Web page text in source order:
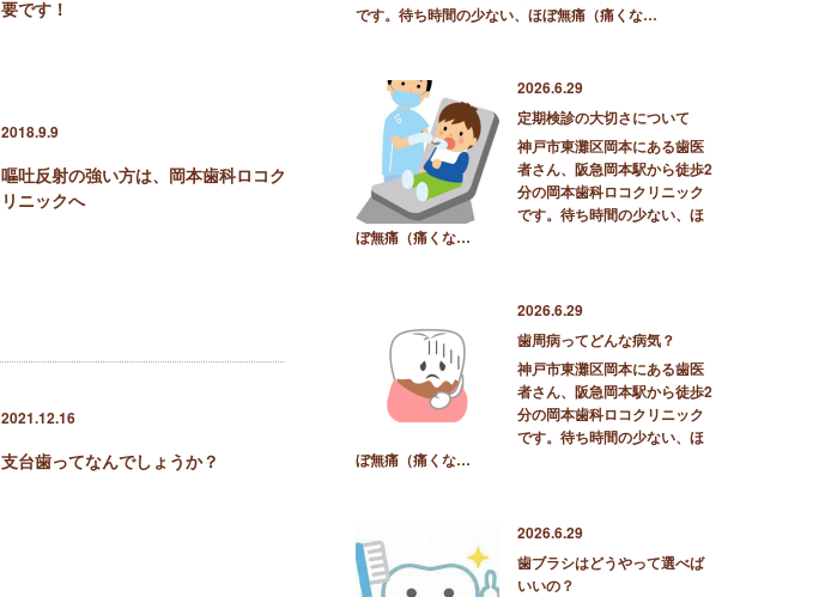
要です！
2018.9.9
嘔吐反射の強い方は、岡本歯科ロコク
リニックへ
2021.12.16
支台歯ってなんでしょうか？
です。待ち時間の少ない、ほぼ無痛（痛くな…
2026.6.29
定期検診の大切さについて
神戸市東灘区岡本にある歯医
者さん、阪急岡本駅から徒歩2
分の岡本歯科ロコクリニック
です。待ち時間の少ない、ほ
ぼ無痛（痛くな…
2026.6.29
歯周病ってどんな病気？
神戸市東灘区岡本にある歯医
者さん、阪急岡本駅から徒歩2
分の岡本歯科ロコクリニック
です。待ち時間の少ない、ほ
ぼ無痛（痛くな…
2026.6.29
歯ブラシはどうやって選べば
いいの？